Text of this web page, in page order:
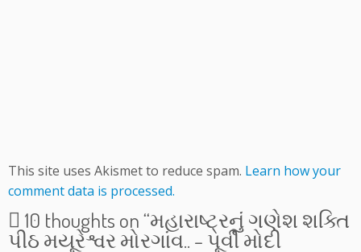
This site uses Akismet to reduce spam. Learn how your
comment data is processed.
10 thoughts on “મહારાષ્ટ્રનું ગણેશ શક્તિ
પીઠ મયૂરેશ્વર મોરગાંવ.. – પૂર્વી મોદી